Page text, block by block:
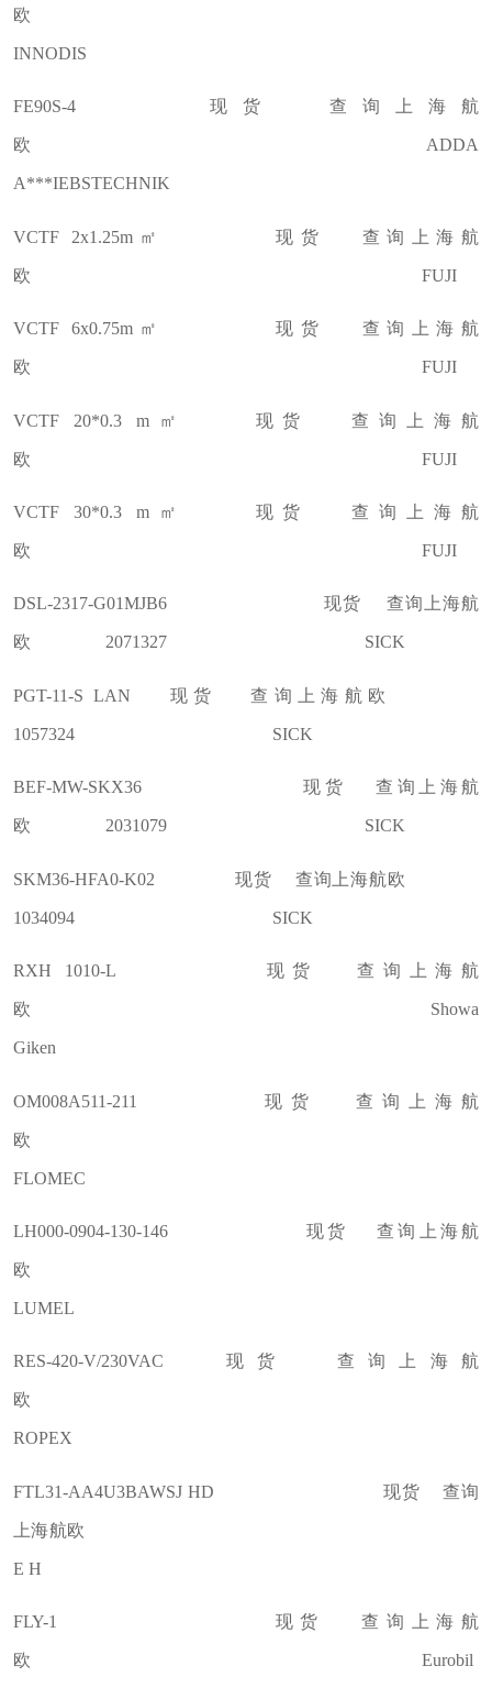
欧
INNODIS
FE90S-4 现货 查询上海航
欧 ADDA
A***IEBSTECHNIK
VCTF 2x1.25m㎡ 现货 查询上海航
欧 FUJI
VCTF 6x0.75m㎡ 现货 查询上海航
欧 FUJI
VCTF 20*0.3 m㎡ 现货 查询上海航
欧 FUJI
VCTF 30*0.3 m㎡ 现货 查询上海航
欧 FUJI
DSL-2317-G01MJB6 现货 查询上海航
欧 2071327 SICK
PGT-11-S LAN 现货 查询上海航欧
1057324 SICK
BEF-MW-SKX36 现货 查询上海航
欧 2031079 SICK
SKM36-HFA0-K02 现货 查询上海航欧
1034094 SICK
RXH 1010-L 现货 查询上海航
欧 Showa
Giken
OM008A511-211 现货 查询上海航
欧
FLOMEC
LH000-0904-130-146 现货 查询上海航
欧
LUMEL
RES-420-V/230VAC 现货 查询上海航
欧
ROPEX
FTL31-AA4U3BAWSJ HD 现货 查询
上海航欧
E H
FLY-1 现货 查询上海航
欧 Eurobil